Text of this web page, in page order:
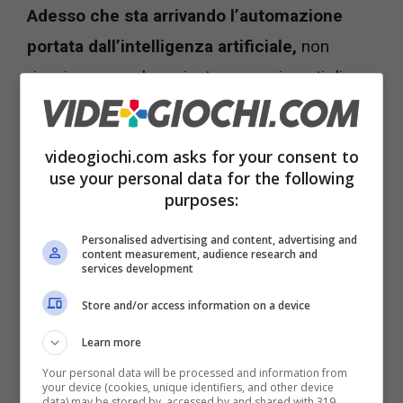
Adesso che sta arrivando l’automazione
portata dall’intelligenza artificiale, non
riusciamo a vedere niente se non i posti di
lavoro che si perdono. E di certo tra le attività
rapidamente, anche se molti vorrebbero veder
sparire gli artisti, ci sono quelli che lavorano
nelle fabbriche.
Dalla Cina arriva infatti un esperimento che
pare stare funzionando estremamente bene e
che si chiama AlphaBot2. Si tratta di un robot
umanoide dotato chiaramente di un modello di
videogiochi.com asks for your consent to
use your personal data for the following
purposes:
Personalised advertising and content, advertising and
content measurement, audience research and
services development
Store and/or access information on a device
Learn more
Your personal data will be processed and information from
your device (cookies, unique identifiers, and other device